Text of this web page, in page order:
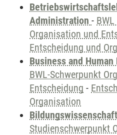
Administration -
Organisation und
Entscheidung und
Business and
BWL-Schwerpunkt
Entscheidung -
Organisation
Studienschwerpunkt